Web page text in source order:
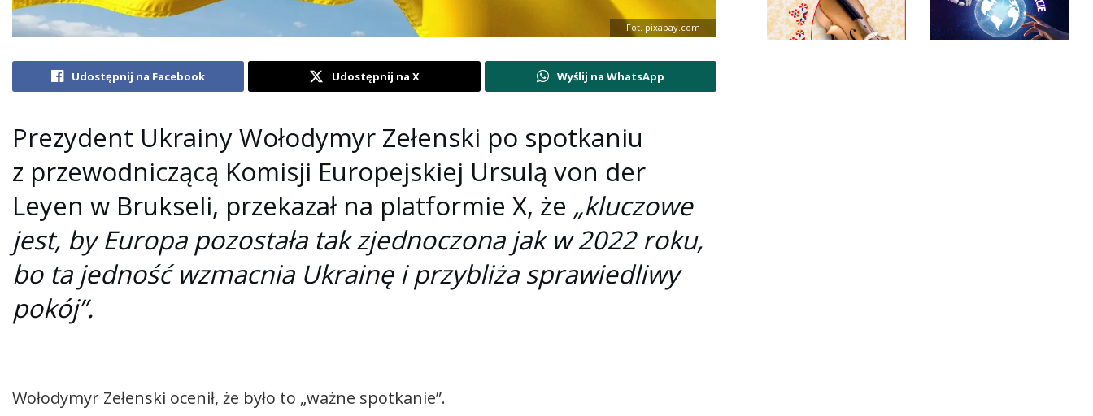
Fot. pixabay.com
Udostępnij na Facebook Udostępnij na X Wyślij na WhatsApp
Prezydent Ukrainy Wołodymyr Zełenski po spotkaniu
z przewodniczącą Komisji Europejskiej Ursulą von der
Leyen w Brukseli, przekazał na platformie X, że „kluczowe
jest, by Europa pozostała tak zjednoczona jak w 2022 roku,
bo ta jedność wzmacnia Ukrainę i przybliża sprawiedliwy
pokój”.
Wołodymyr Zełenski ocenił, że było to „ważne spotkanie”.